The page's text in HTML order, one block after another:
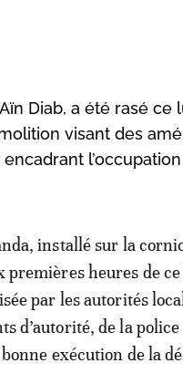
Diab, a été rasé ce
visant des
installé sur la
premières heures de
par les autorités
d’autorité, de la
exécution de la